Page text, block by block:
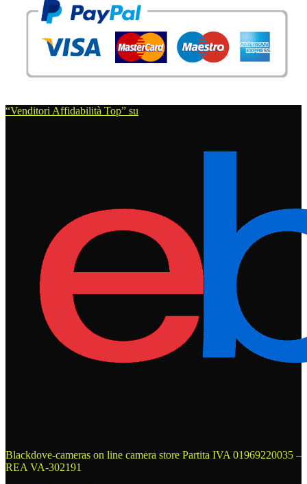
“Venditori Affidabilità Top” su
Blackdove-cameras on line camera store Partita IVA 01969220035 –
REA VA-302191